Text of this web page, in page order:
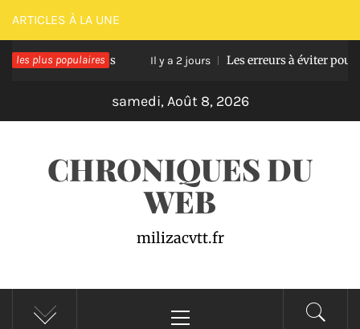
Passer
au
contenu
ARTICLES À LA UNE
les plus populaires
en bois Il y a 2 jours Les erreurs à éviter pour réussir
samedi, Août 8, 2026
CHRONIQUES DU
WEB
milizacvtt.fr
principal